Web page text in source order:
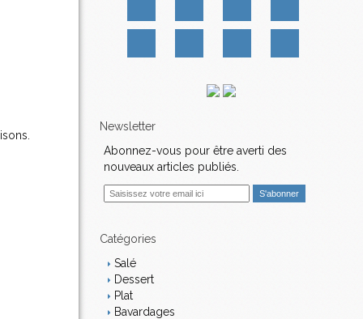
Newsletter
Abonnez-vous pour être averti des
nouveaux articles publiés.
i Catégories
Salé
Dessert
Plat
Bavardages